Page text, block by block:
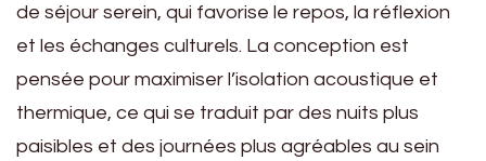
de séjour serein, qui favorise le repos, la réflexion
et les échanges culturels. La conception est
pensée pour maximiser l’isolation acoustique et
thermique, ce qui se traduit par des nuits plus
paisibles et des journées plus agréables au sein